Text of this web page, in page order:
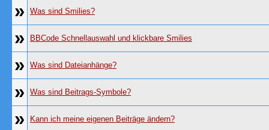
» Was sind Smilies?
» BBCode Schnellauswahl und klickbare Smilies
» Was sind Dateianhänge?
» Was sind Beitrags-Symbole?
» Kann ich meine eigenen Beiträge ändern?